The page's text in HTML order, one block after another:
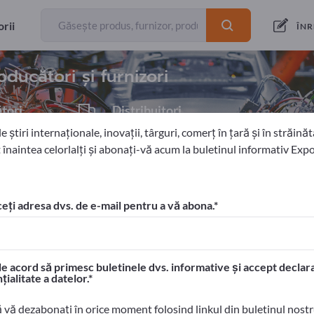
și furnizori
Distribuitori
1
exportatori14
a încărcăturii
comerciale >> începeți aici
dvs. pe Exportpages.
aici
știri internaționale, inovații, târguri, comerț în țară și în
celorlalți și abonați-vă acum la buletinul informativ
adresa dvs. de e-mail pentru a vă abona.
acord să primesc buletinele dvs. informative și accept
a datelor.
vă dezabonați în orice moment folosind linkul din buletinul